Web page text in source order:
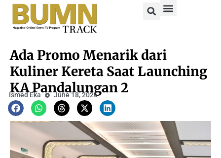
Ada Promo Menarik dari
Kuliner Kereta Saat Launching
KA Pandalungan 2
Ismed Eka June 18, 2026